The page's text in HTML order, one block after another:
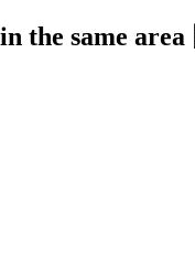
in the same area